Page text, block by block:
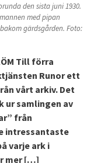
den sista juni 1930.
med pipan
gärdsgården. Foto:
Till förra
Runor ett
vårt arkiv. Det
ur samlingen av
från
intressantaste
varje ark i
mer […]